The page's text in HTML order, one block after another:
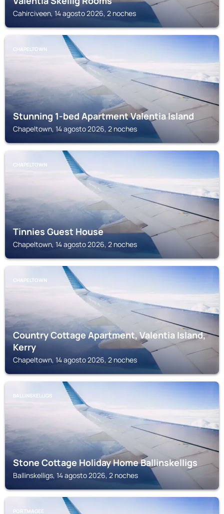
Cahirciveen, 14 agosto 2026, 2 noches
CHAPELTOWN
Stunning 1-bed Apartment Valentia Island
Chapeltown, 14 agosto 2026, 2 noches
CHAPELTOWN
Tinnies Guest House
Chapeltown, 14 agosto 2026, 2 noches
CHAPELTOWN
Country Cottage Apartment, Valentia Island,
Kerry
Chapeltown, 14 agosto 2026, 2 noches
BALLINSKELLIGS
Stone Cottage Holiday Home Ballinskelligs
Ballinskelligs, 14 agosto 2026, 2 noches
PORTMAGEE